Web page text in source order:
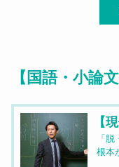
【国語・小論
【
「
根本